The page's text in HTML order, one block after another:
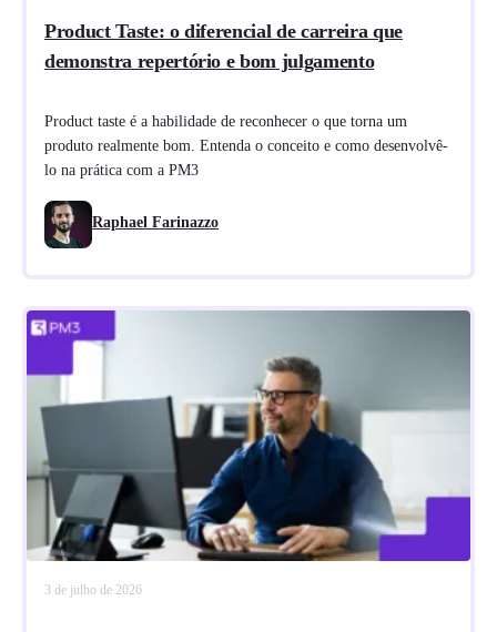
Product Taste: o diferencial de carreira que
demonstra repertório e bom julgamento
Product taste é a habilidade de reconhecer o que torna um
produto realmente bom. Entenda o conceito e como desenvolvê-
lo na prática com a PM3
Raphael Farinazzo
3 de julho de 2026